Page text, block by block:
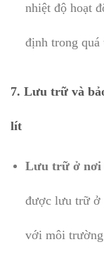
nhiệt độ hoạt
định trong quá
7. Lưu trữ và
lít
Lưu trữ ở nơi
được lưu trữ ở
với môi trường